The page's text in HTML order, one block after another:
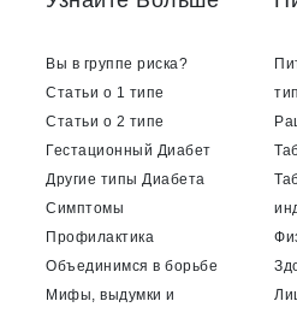
Вы в группе риска?
Статьи о 1 типе
Статьи о 2 типе
Гестационный Диабет
Другие типы Диабета
Симптомы
Профилактика
Объединимся в борьбе
Мифы, выдумки и